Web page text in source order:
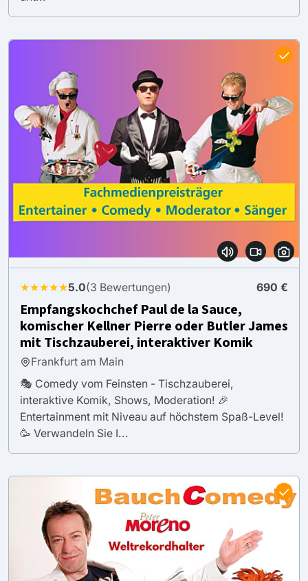
★★★★★5.0(3 Bewertungen) 690 €
Empfangskochchef Paul de la Sauce,
komischer Kellner Pierre oder Butler James
mit Tischzauberei, interaktiver Komik
Frankfurt am Main
🎭 Comedy vom Feinsten - Tischzauberei,
interaktive Komik, Shows, Moderation! 🎉
Entertainment mit Niveau auf höchstem Spaß-Level!
🥳 Verwandeln Sie I...